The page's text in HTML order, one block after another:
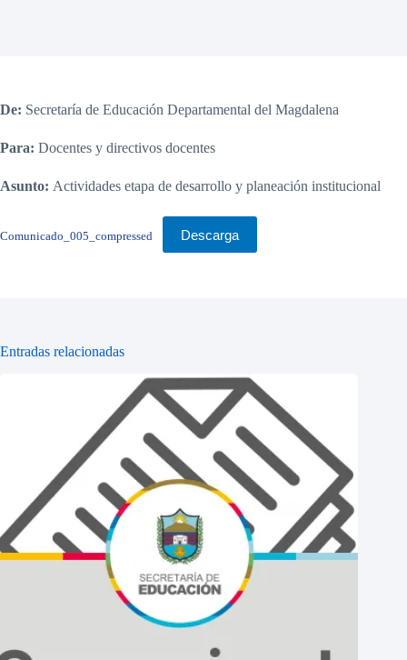
De: Secretaría de Educación Departamental del Magdalena
Para: Docentes y directivos docentes
Asunto: Actividades etapa de desarrollo y planeación institucional
Comunicado_005_compressed Descarga
Entradas relacionadas